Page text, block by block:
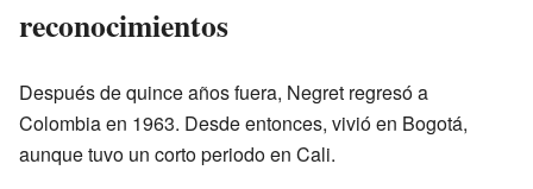
reconocimientos
Después de quince años fuera, Negret regresó a
Colombia en 1963. Desde entonces, vivió en Bogotá,
aunque tuvo un corto periodo en Cali.